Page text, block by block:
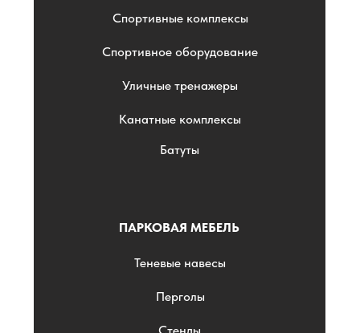
Спортивные комплексы
Спортивное оборудование
Уличные тренажеры
Канатные комплексы
Батуты
ПАРКОВАЯ МЕБЕЛЬ
Теневые навесы
Перголы